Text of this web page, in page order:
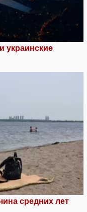
украинские
средних лет